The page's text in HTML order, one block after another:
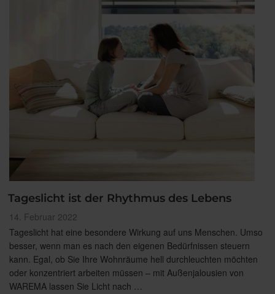
Tageslicht ist der Rhythmus des Lebens
Veröffentlicht
am
14. Februar 2022
Tageslicht hat eine besondere Wirkung auf uns Menschen. Umso
besser, wenn man es nach den eigenen Bedürfnissen steuern
kann. Egal, ob Sie Ihre Wohnräume hell durchleuchten möchten
oder konzentriert arbeiten müssen – mit Außenjalousien von
WAREMA lassen Sie Licht nach …